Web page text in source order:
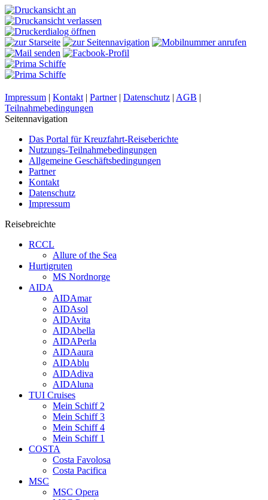
Impressum | Kontakt | Partner| Datenschutz | AGB |
Teilnahmebedingungen
Seitennavigation
Das Portal für Kreuzfahrt-Reiseberichte
Nutzungs-Teilnahmebedingungen
Allgemeine Geschäftsbedingungen
Partner
Kontakt
Datenschutz
Impressum
Reisebreichte
RCCL
Allure of the Sea
Hurtigruten
MS Nordnorge
AIDA
AIDAmar
AIDAsol
AIDAvita
AIDAbella
AIDAPerla
AIDAaura
AIDAblu
AIDAdiva
AIDAluna
TUI Cruises
Mein Schiff 2
Mein Schiff 3
Mein Schiff 4
Mein Schiff 1
COSTA
Costa Favolosa
Costa Pacifica
MSC
MSC Opera